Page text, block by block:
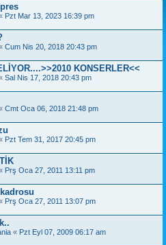
Pzt Mar 13, 2023 16:39 pm
Cum Nis 20, 2018 20:43 pm
KONSERLER<<
Sal Nis 17, 2018 20:43 pm
Cmt Oca 06, 2018 21:48 pm
Pzt Tem 31, 2017 20:45 pm
Prş Oca 27, 2011 13:11 pm
Prş Oca 27, 2011 13:07 pm
« Pzt Eyl 07, 2009 06:17 am